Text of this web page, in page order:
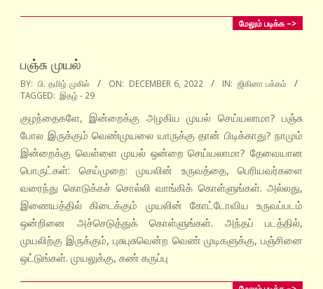
மேலும் படிக்க –>
பஞ்சு முயல்
2022-
12-
06
BY: பி. தமிழ் முகில் ON: DECEMBER 6, 2022 IN: ஜிகினா பக்கம்
TAGGED: இதழ் - 29
குழந்தைகளே, இன்றைக்கு அழகிய முயல் செய்யலாமா? பஞ்சு
போல இருக்கும் வெண்முயலை யாருக்கு தான் பிடிக்காது? நாமும்
இன்றைக்கு வெள்ளை முயல் ஒன்றை செய்யலாமா? தேவையான
பொருட்கள்: செய்முறை: முயலின் உருவத்தை, பெரியவர்களை
வரைந்து கொடுக்கச் சொல்லி வாங்கிக் கொள்ளுங்கள். அல்லது,
இணையத்தில் கிடைக்கும் முயலின் கோட்டோவிய உருவப்படம்
ஒன்றினை அச்செடுத்துக் கொள்ளுங்கள். அந்தப் படத்தில்,
முயலிற்கு இருக்கும், புசுபுசுவென்ற வெண் முடிகளுக்கு, பஞ்சினை
ஒட்டுங்கள். முயலுக்கு, கண் கருப்பு